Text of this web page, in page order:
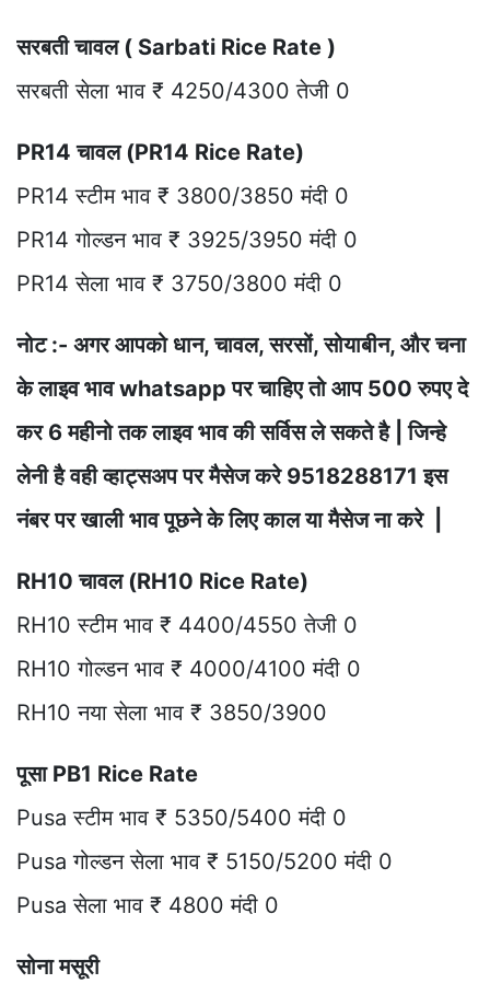
सरबती चावल ( Sarbati Rice Rate )
सरबती सेला भाव ₹ 4250/4300 तेजी 0
PR14 चावल (PR14 Rice Rate)
PR14 स्टीम भाव ₹ 3800/3850 मंदी 0
PR14 गोल्डन भाव ₹ 3925/3950 मंदी 0
PR14 सेला भाव ₹ 3750/3800 मंदी 0
नोट :- अगर आपको धान, चावल, सरसों, सोयाबीन, और चना
के लाइव भाव whatsapp पर चाहिए तो आप 500 रुपए दे
कर 6 महीनो तक लाइव भाव की सर्विस ले सकते है | जिन्हे
लेनी है वही व्हाट्सअप पर मैसेज करे 9518288171 इस
नंबर पर खाली भाव पूछने के लिए काल या मैसेज ना करे |
RH10 चावल (RH10 Rice Rate)
RH10 स्टीम भाव ₹ 4400/4550 तेजी 0
RH10 गोल्डन भाव ₹ 4000/4100 मंदी 0
RH10 नया सेला भाव ₹ 3850/3900
पूसा PB1 Rice Rate
Pusa स्टीम भाव ₹ 5350/5400 मंदी 0
Pusa गोल्डन सेला भाव ₹ 5150/5200 मंदी 0
Pusa सेला भाव ₹ 4800 मंदी 0
सोना मसूरी